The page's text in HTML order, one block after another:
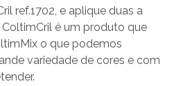
ref.1702, e aplique duas a
é um produto que
o que podemos
variedade de cores e com